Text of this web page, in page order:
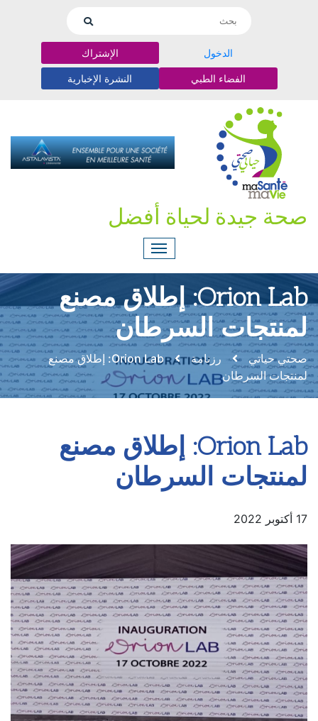
الدخول الإشتراك
الفضاء الطبي النشرة الإخبارية
صحة جيدة لحياة أفضل
Orion Lab: إطلاق مصنع
لمنتجات السرطان
صحتي حياتي رزنامة
Orion Lab: إطلاق مصنع
لمنتجات السرطان
Orion Lab: إطلاق مصنع
لمنتجات السرطان
17 أكتوبر 2022